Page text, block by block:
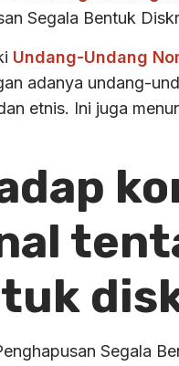
Segala Bentuk
Undang-Undang
adanya undang-
etnis. Ini juga
Segala